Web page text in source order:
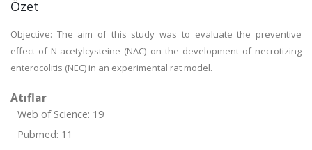
Özet
Objective: The aim of this study was to evaluate the preventive
effect of N-acetylcysteine (NAC) on the development of necrotizing
enterocolitis (NEC) in an experimental rat model.
Atıflar
Web of Science: 19
Pubmed: 11